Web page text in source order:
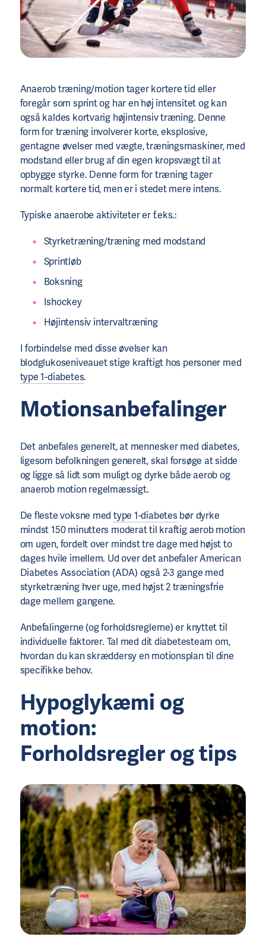
Anaerob træning/motion tager kortere tid eller
foregår som sprint og har en høj intensitet og kan
også kaldes kortvarig højintensiv træning. Denne
form for træning involverer korte, eksplosive,
gentagne øvelser med vægte, træningsmaskiner, med
modstand eller brug af din egen kropsvægt til at
opbygge styrke. Denne form for træning tager
normalt kortere tid, men er i stedet mere intens.
Typiske anaerobe aktiviteter er f.eks.:
Styrketræning/træning med modstand
Sprintløb
Boksning
Ishockey
Højintensiv intervaltræning
I forbindelse med disse øvelser kan
blodglukoseniveauet stige kraftigt hos personer med
type 1-diabetes.
Motionsanbefalinger
Det anbefales generelt, at mennesker med diabetes,
ligesom befolkningen generelt, skal forsøge at sidde
og ligge så lidt som muligt og dyrke både aerob og
anaerob motion regelmæssigt.
De fleste voksne med type 1-diabetes bør dyrke
mindst 150 minutters moderat til kraftig aerob motion
om ugen, fordelt over mindst tre dage med højst to
dages hvile imellem. Ud over det anbefaler American
Diabetes Association (ADA) også 2-3 gange med
styrketræning hver uge, med højst 2 træningsfrie
dage mellem gangene.
Anbefalingerne (og forholdsreglerne) er knyttet til
individuelle faktorer. Tal med dit diabetesteam om,
hvordan du kan skræddersy en motionsplan til dine
specifikke behov.
Hypoglykæmi og
motion:
Forholdsregler og tips